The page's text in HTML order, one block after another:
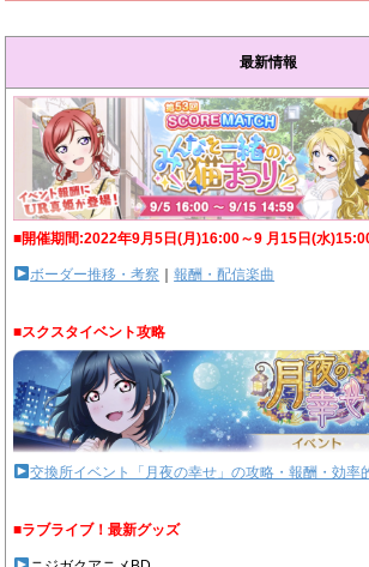
最新情報
■開催期間:2022年9月5日(月)16:00～9 月15日(水
ボーダー推移・考察 ｜報酬・配信楽曲
■スクスタイベント攻略
交換所イベント「月夜の幸せ」の攻略・報酬・効率
■ラブライブ！最新グッズ